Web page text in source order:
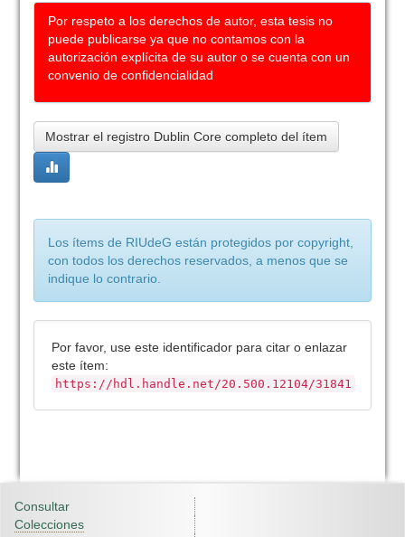
Por respeto a los derechos de autor, esta tesis no
puede publicarse ya que no contamos con la
autorización explícita de su autor o se cuenta con un
convenio de confidencialidad
Mostrar el registro Dublin Core completo del ítem
Los ítems de RIUdeG están protegidos por copyright,
con todos los derechos reservados, a menos que se
indique lo contrario.
Por favor, use este identificador para citar o enlazar
este ítem:
https://hdl.handle.net/20.500.12104/31841
Consultar
Colecciones